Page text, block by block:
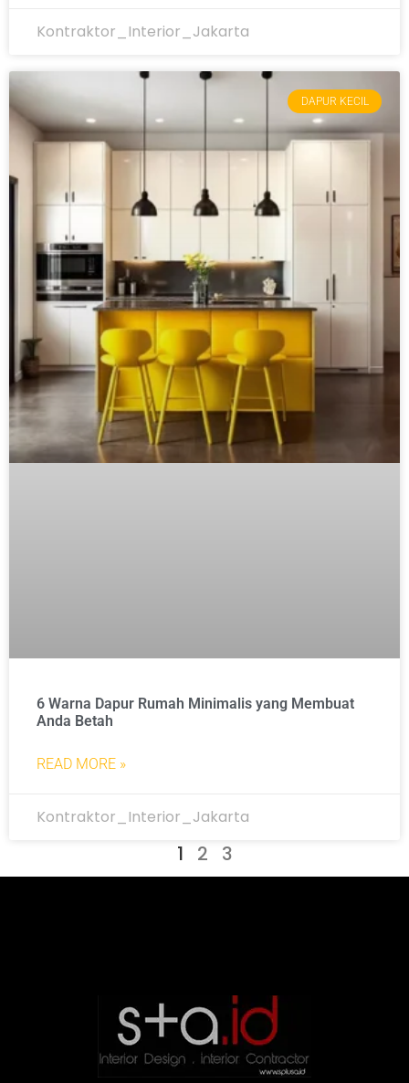
Kontraktor_Interior_Jakarta
DAPUR KECIL
6 Warna Dapur Rumah Minimalis yang Membuat
Anda Betah
READ MORE »
Kontraktor_Interior_Jakarta
1 2 3